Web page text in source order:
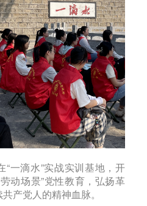
一滴水”实战实训基地，开
动场景”党性教育，弘扬革
产党人的精神血脉。